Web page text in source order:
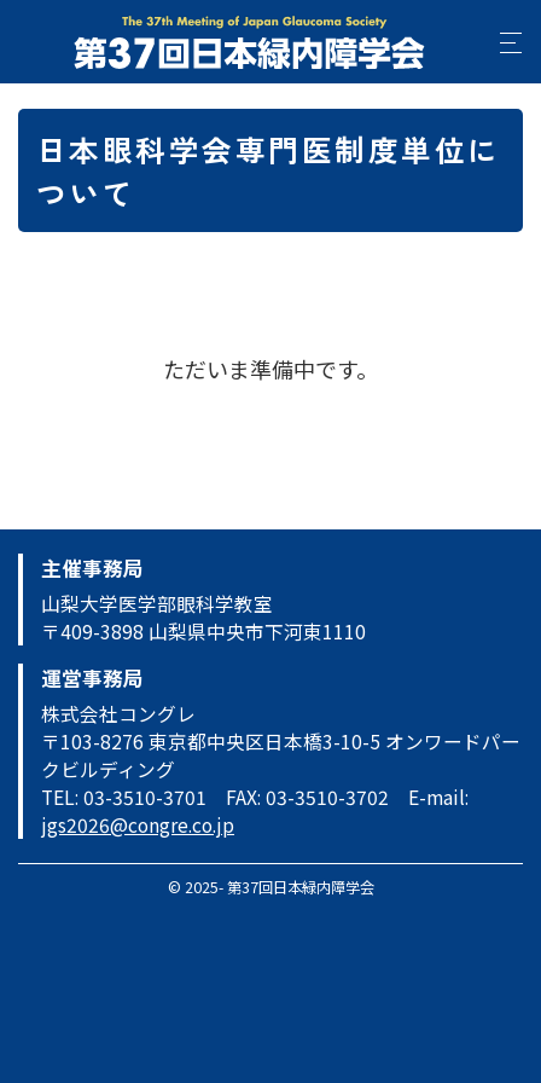
日本眼科学会専門医制度単位に
ついて
ただいま準備中です。
主催事務局
山梨大学医学部眼科学教室
〒409-3898 山梨県中央市下河東1110
運営事務局
株式会社コングレ
〒103-8276 東京都中央区日本橋3-10-5 オンワードパー
クビルディング
TEL: 03-3510-3701 FAX: 03-3510-3702 E-mail:
jgs2026@congre.co.jp
© 2025- 第37回日本緑内障学会